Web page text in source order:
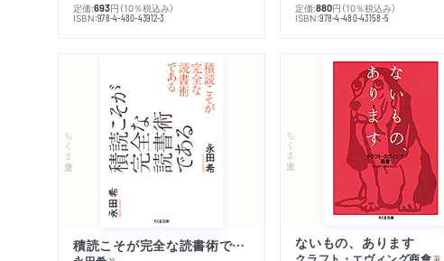
定価:693円 （10％税込み）
ISBN:978-4-480-43912-3
定価:880円 （10％税込み）
ISBN:978-4-480-43158-5
ちくま文庫
積読こそが完全な読書術である
ちくま文庫
ないもの、あります